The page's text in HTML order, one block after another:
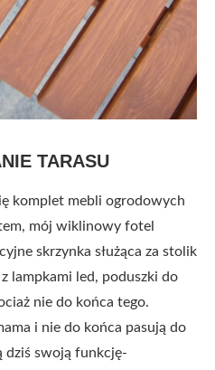
TARASU
komplet mebli ogrodowych
mój wiklinowy fotel
skrzynka służąca za stolik
lampkami led, poduszki do
nie do końca tego.
i nie do końca pasują do
dziś swoją funkcję-